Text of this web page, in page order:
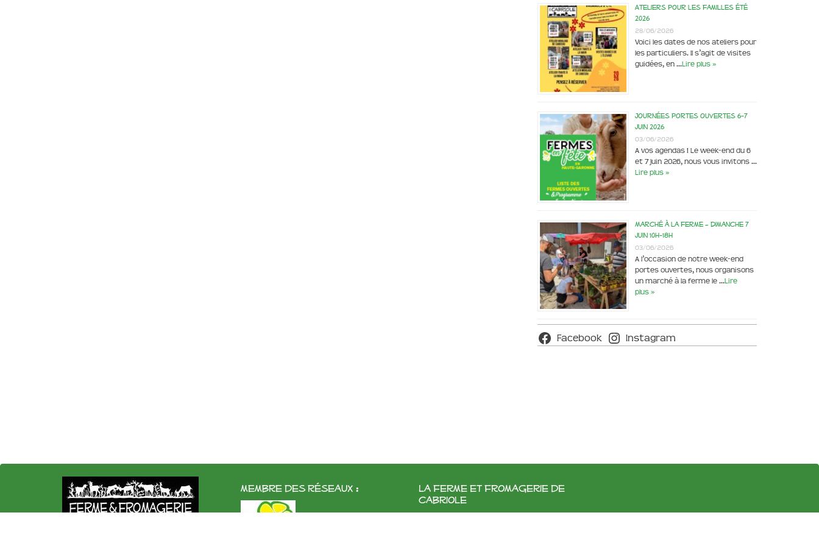
Ateliers pour les familles été
2026
28/06/2026
Voici les dates de nos ateliers pour
les particuliers. Il s’agit de visites
guidées, en …Lire plus »
Journées portes ouvertes 6-7
juin 2026
03/06/2026
A vos agendas ! Le week-end du 6
et 7 juin 2026, nous vous invitons …
Lire plus »
Marché à la ferme – dimanche 7
juin 10h-18h
03/06/2026
A l’occasion de notre week-end
portes ouvertes, nous organisons
un marché à la ferme le …Lire
plus »
Facebook Instagram
membre des réseaux :
La ferme et fromagerie de
cabriole